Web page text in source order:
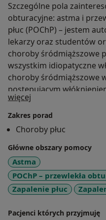
Szczególne pola
obturacyjne: astma i
płuc (POChP) – jestem
lekarzy oraz studentów
choroby śródmiąższowe
wszystkim idiopatyczne
choroby śródmiąższowe
postępującym
koordynatorką
lekowego NFZ leczenie
oraz chorób
interpretacja badań
obrazowych płuc oraz
m.in. diagnostyka
śródmiąższowych płuc,
więcej
Zakres porad
Choroby płuc
Główne obszary pomocy
Astma
POChP – przewlekła
Zapalenie płuc
Pacjenci których przyjmuję